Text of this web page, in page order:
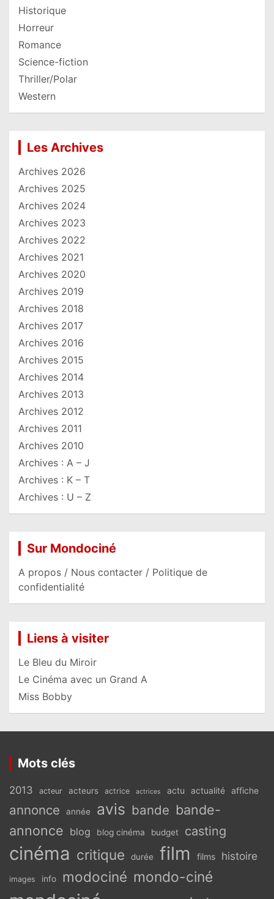
Historique
Horreur
Romance
Science-fiction
Thriller/Polar
Western
Les Archives
Archives 2026
Archives 2025
Archives 2024
Archives 2023
Archives 2022
Archives 2021
Archives 2020
Archives 2019
Archives 2018
Archives 2017
Archives 2016
Archives 2015
Archives 2014
Archives 2013
Archives 2012
Archives 2011
Archives 2010
Archives : A – J
Archives : K – T
Archives : U – Z
Sur Mondociné
A propos / Nous contacter / Politique de
confidentialité
Liens à visiter
Le Bleu du Miroir
Le Cinéma avec un Grand A
Miss Bobby
Mots clés
2013 acteur acteurs actrice actrices actu actualité affiche
annonce année avis bande bande-
annonce blog blog cinéma budget casting
cinéma critique durée film films histoire
images info modociné mondo-ciné